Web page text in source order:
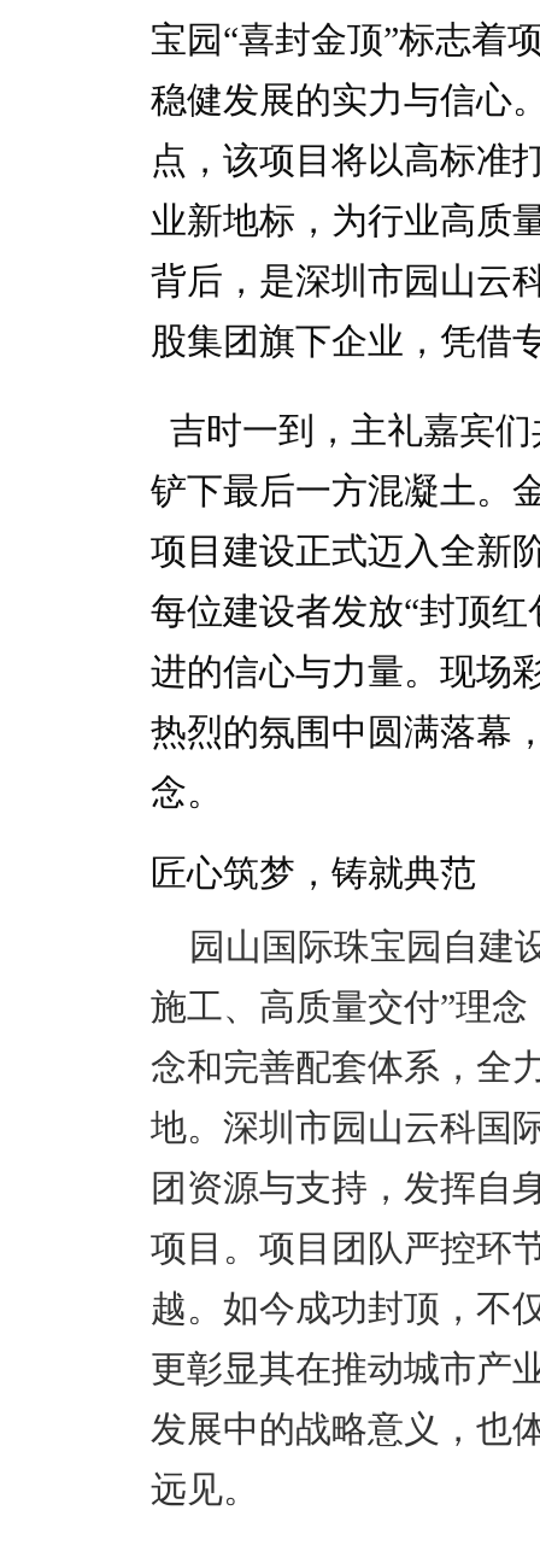
宝园“喜封金顶”标志着
稳健发展的实力与信心
点，该项目将以高标准
业新地标，为行业高质
背后，是深圳市园山云
股集团旗下企业，凭借
吉时一到，主礼嘉宾
铲下最后一方混凝土。
项目建设正式迈入全新
每位建设者发放“封顶
进的信心与力量。现场
热烈的氛围中圆满落幕
念。
匠心筑梦，铸就典范
园山国际珠宝园自建
施工、高质量交付”理
念和完善配套体系，全
地。深圳市园山云科国
团资源与支持，发挥自
项目。项目团队严控环
越。如今成功封顶，不
更彰显其在推动城市产
发展中的战略意义，也
远见。